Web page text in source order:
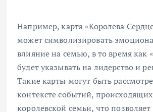
Например, карта «Королева
может символизировать
влияние на семью, в то время как
будет указывать на лидерство и
Такие карты могут быть
контексте событий,
королевской семьи, что позволяет